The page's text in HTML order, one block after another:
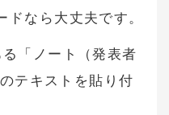
なら大丈夫です。
「ノート（発表者
テキストを貼り付